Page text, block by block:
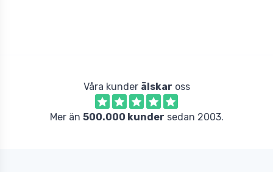
Våra kunder älskar oss
Mer än 500.000 kunder sedan 2003.